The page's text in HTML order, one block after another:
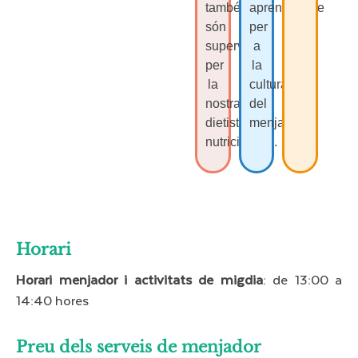
també
són
supervisats
per
la
nostra
dietista-
nutricionista.
aprenentatge
per
a
la
cultura
del
menjar.
Horari​
Horari menjador i activitats de migdia: de 13:00 a
14:40 hores
Preu dels serveis de menjador​